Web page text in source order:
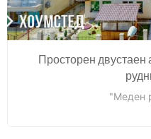
Просторен двустаен
"Меден